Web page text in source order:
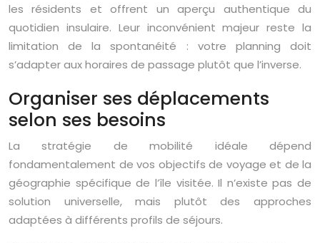
les résidents et offrent un aperçu authentique du
quotidien insulaire. Leur inconvénient majeur reste la
limitation de la spontanéité : votre planning doit
s’adapter aux horaires de passage plutôt que l’inverse.
Organiser ses déplacements
selon ses besoins
La stratégie de mobilité idéale dépend
fondamentalement de vos objectifs de voyage et de la
géographie spécifique de l’île visitée. Il n’existe pas de
solution universelle, mais plutôt des approches
adaptées à différents profils de séjours.